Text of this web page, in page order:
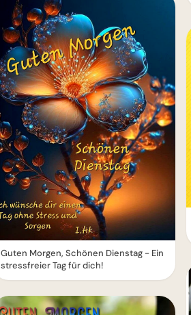
Guten Morgen, Schönen Dienstag - Ein
stressfreier Tag für dich!